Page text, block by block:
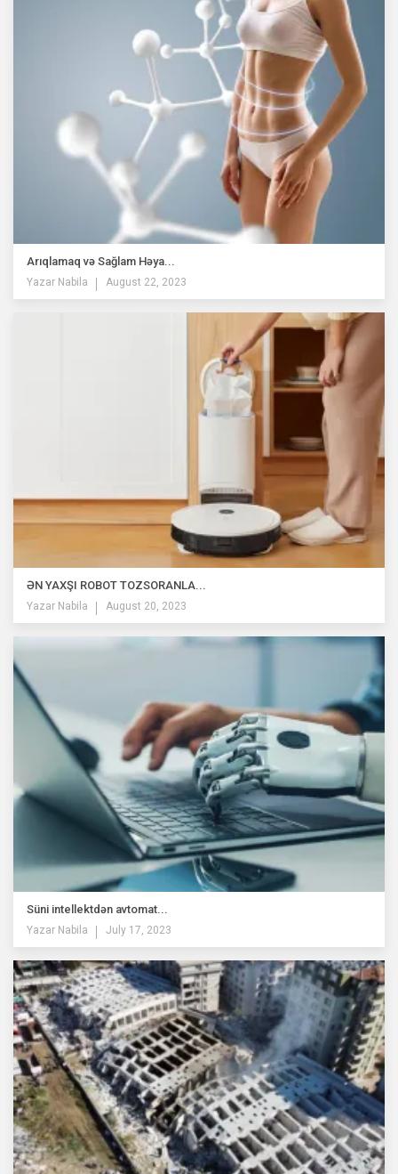
Arıqlamaq və Sağlam Həya...
Yazar Nabila August 22, 2023
ƏN YAXŞI ROBOT TOZSORANLA...
Yazar Nabila August 20, 2023
Süni intellektdən avtomat...
Yazar Nabila July 17, 2023